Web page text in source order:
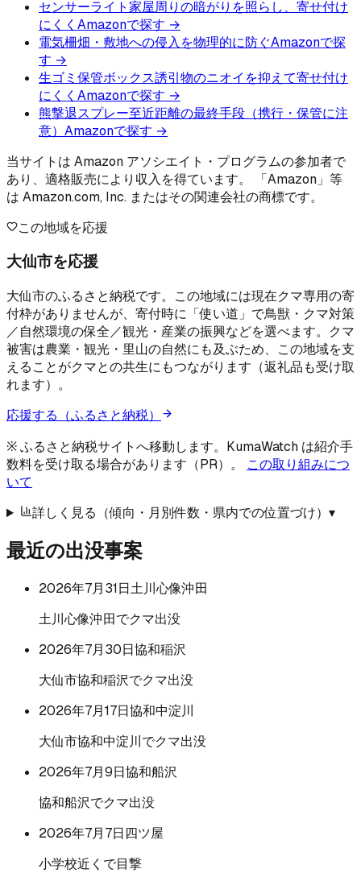
センサーライト家屋周りの暗がりを照らし、寄せ付け
にくく Amazonで探す →
電気柵畑・敷地への侵入を物理的に防ぐAmazonで探
す →
生ゴミ保管ボックス誘引物のニオイを抑えて寄せ付け
にくく Amazonで探す →
熊撃退スプレー至近距離の最終手段（携行・保管に注
意） Amazonで探す →
当サイトは Amazon アソシエイト・プログラムの参加者で
あり、適格販売により収入を得ています。 「Amazon」等
は Amazon.com, Inc. またはその関連会社の商標です。
この地域を応援
大仙市を応援
大仙市のふるさと納税です。この地域には現在クマ専用の寄
付枠がありませんが、寄付時に「使い道」で鳥獣・クマ対策
／自然環境の保全／観光・産業の振興などを選べます。クマ
被害は農業・観光・里山の自然にも及ぶため、この地域を支
えることがクマとの共生にもつながります（返礼品も受け取
れます）。
応援する（ふるさと納税）
※ ふるさと納税サイトへ移動します。KumaWatch は紹介手
数料を受け取る場合があります（PR）。
この取り組みにつ
いて
詳しく見る（傾向・月別件数・県内での位置づけ） ▾
最近の出没事案
2026年7月31日土川心像沖田
土川心像沖田でクマ出没
2026年7月30日協和稲沢
大仙市協和稲沢でクマ出没
2026年7月17日協和中淀川
大仙市協和中淀川でクマ出没
2026年7月9日協和船沢
協和船沢でクマ出没
2026年7月7日四ツ屋
小学校近くで目撃